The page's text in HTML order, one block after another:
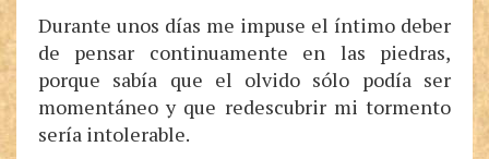
Durante unos días me impuse el íntimo deber
de pensar continuamente en las piedras,
porque sabía que el olvido sólo podía ser
momentáneo y que redescubrir mi tormento
sería intolerable.